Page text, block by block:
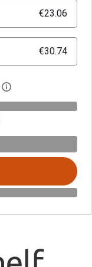
€23.06
€30.74
Abre el cuadro de